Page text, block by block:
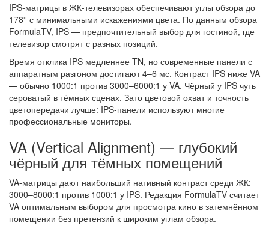
IPS-матрицы в ЖК-телевизорах обеспечивают углы обзора до
178° с минимальными искажениями цвета. По данным обзора
FormulaTV, IPS — предпочтительный выбор для гостиной, где
телевизор смотрят с разных позиций.
Время отклика IPS медленнее TN, но современные панели с
аппаратным разгоном достигают 4–6 мс. Контраст IPS ниже VA
— обычно 1000:1 против 3000–6000:1 у VA. Чёрный у IPS чуть
сероватый в тёмных сценах. Зато цветовой охват и точность
цветопередачи лучше: IPS-панели используют многие
профессиональные мониторы.
VA (Vertical Alignment) — глубокий
чёрный для тёмных помещений
VA-матрицы дают наибольший нативный контраст среди ЖК:
3000–8000:1 против 1000:1 у IPS. Редакция FormulaTV считает
VA оптимальным выбором для просмотра кино в затемнённом
помещении без претензий к широким углам обзора.